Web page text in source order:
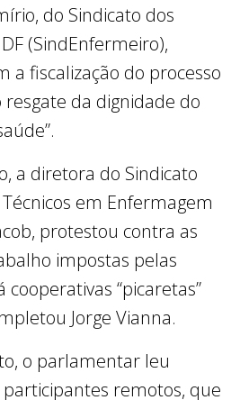
do Sindicato dos
(SindEnfermeiro),
a fiscalização do processo
resgate da dignidade do
a diretora do Sindicato
em Enfermagem
protestou contra as
impostas pelas
cooperativas “picaretas”
Jorge Vianna.
o parlamentar leu
remotos, que